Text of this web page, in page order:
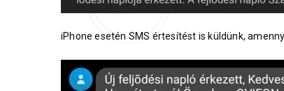
iPhone esetén SMS értesítést is küldünk,